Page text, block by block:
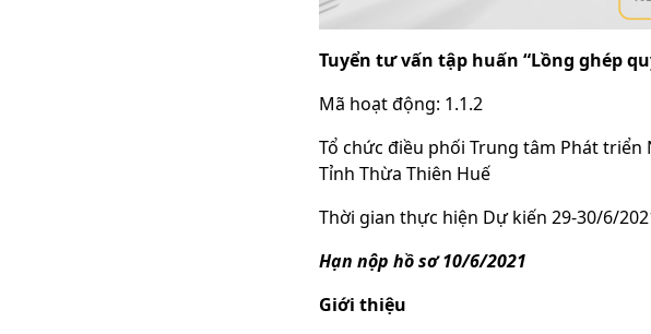
Tuyển tư vấn tập huấn “Lồng ghép
Mã hoạt động: 1.1.2
Tổ chức điều phối Trung tâm Phát
Tỉnh Thừa Thiên Huế
Thời gian thực hiện Dự kiến 29-30/6/
Hạn nộp hồ sơ 10/6/2021
Giới thiệu